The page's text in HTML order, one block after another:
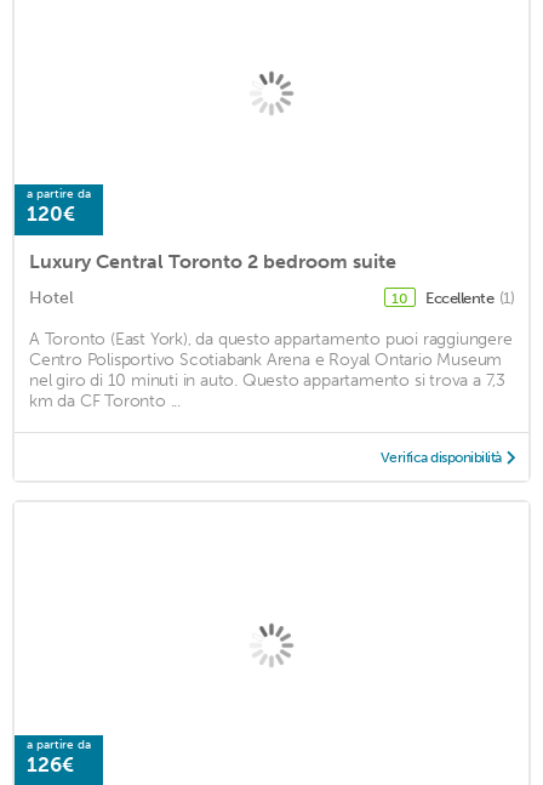
a partire da
120€
Luxury Central Toronto 2 bedroom suite
Hotel 10 Eccellente (1)
A Toronto (East York), da questo appartamento puoi raggiungere
Centro Polisportivo Scotiabank Arena e Royal Ontario Museum
nel giro di 10 minuti in auto. Questo appartamento si trova a 7,3
km da CF Toronto ...
Verifica disponibilità
a partire da
126€